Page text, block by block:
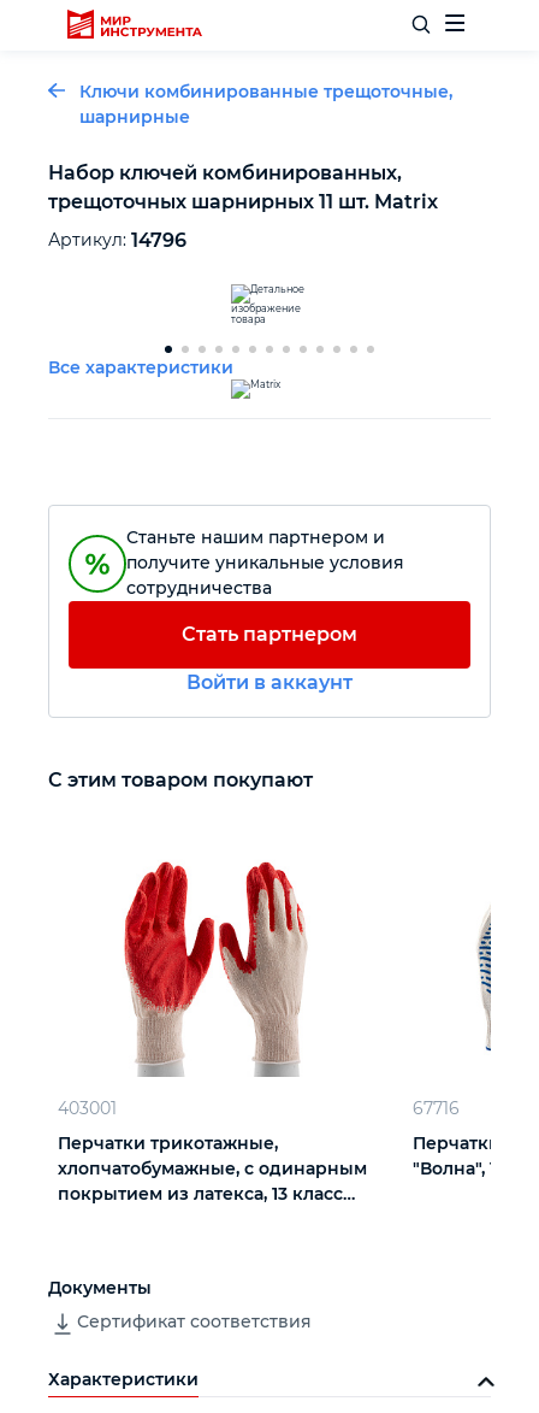
Отделочный инструмент
Слесарный инструмент
Столярный инструмент
Садовый инвентарь
Силовое оборудование
Автомобильный инструмент
Крепежный инструмент
Ключи комбинированные трещоточные,
шарнирные
Набор ключей комбинированных,
трещоточных шарнирных 11 шт. Matrix
Артикул: 14796
Все характеристики
Станьте нашим партнером и
получите уникальные условия
сотрудничества
Стать партнером
Войти в аккаунт
С этим товаром покупают
403001
Перчатки трикотажные,
хлопчатобумажные, с одинарным
покрытием из латекса, 13 класс
67716
Перчатки х/
"Волна", 10
Документы
Сертификат соответствия
Характеристики